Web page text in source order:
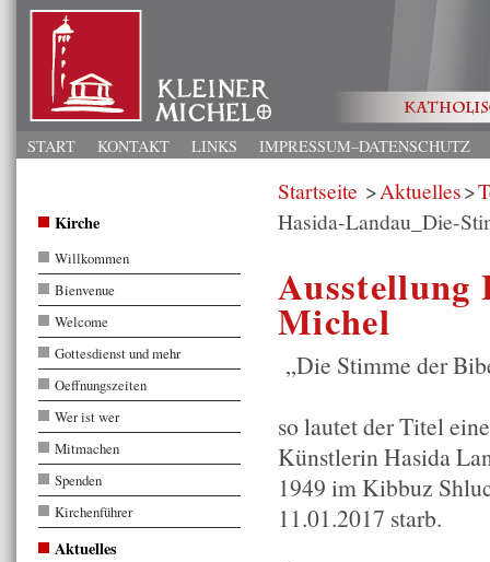
START KONTAKT LINKS IMPRESSUM–DATENSCHUTZ
Startseite Aktuelles
Hasida-Landau_Die-
Ausstellung
Michel
„Die Stimme der
so lautet der Titel
Künstlerin Hasida
1949 im Kibbuz
11.01.2017 starb.
Kirche
Willkommen
Bienvenue
Welcome
Gottesdienst und mehr
Oeffnungszeiten
Wer ist wer
Mitmachen
Spenden
Kirchenführer
Aktuelles